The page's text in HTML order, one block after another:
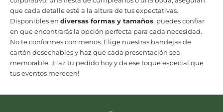
que cada detalle esté a la altura de tus expectativas.
Disponibles en diversas formas y tamaños, puedes confiar
en que encontrarás la opción perfecta para cada necesidad.
No te conformes con menos. Elige nuestras bandejas de
cartón desechables y haz que cada presentación sea
memorable. ¡Haz tu pedido hoy y da ese toque especial que
tus eventos merecen!